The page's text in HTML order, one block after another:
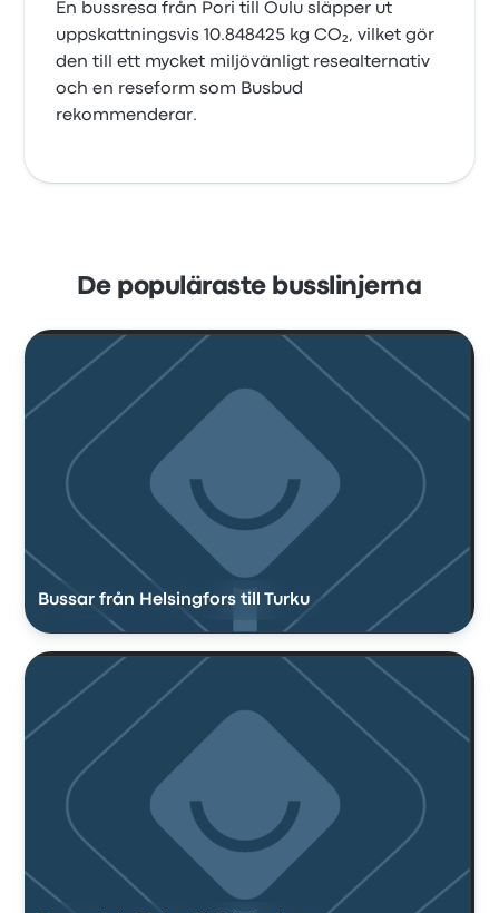
En bussresa från Pori till Oulu släpper ut
uppskattningsvis 10.848425 kg CO₂, vilket gör
den till ett mycket miljövänligt resealternativ
och en reseform som Busbud
rekommenderar.
De populäraste busslinjerna
Bussar från Helsingfors till Turku